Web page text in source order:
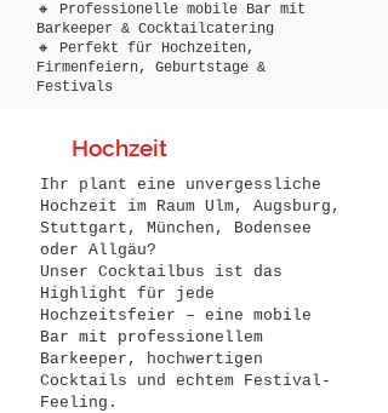
🔸 Professionelle mobile Bar mit
Barkeeper & Cocktailcatering
🔸 Perfekt für Hochzeiten,
Firmenfeiern, Geburtstage &
Festivals
Hochzeit
Ihr plant eine unvergessliche
Hochzeit im Raum Ulm, Augsburg,
Stuttgart, München, Bodensee
oder Allgäu?
Unser Cocktailbus ist das
Highlight für jede
Hochzeitsfeier – eine mobile
Bar mit professionellem
Barkeeper, hochwertigen
Cocktails und echtem Festival-
Feeling.